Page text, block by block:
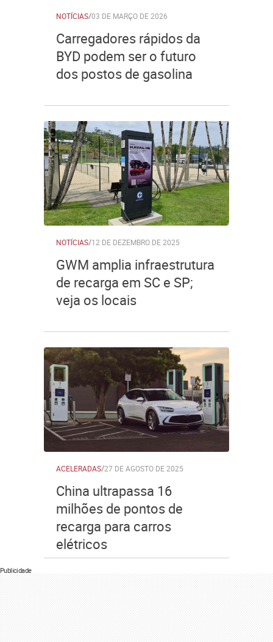
NOTÍCIAS/03 DE MARÇO DE 2026
Carregadores rápidos da
BYD podem ser o futuro
dos postos de gasolina
NOTÍCIAS/12 DE DEZEMBRO DE 2025
GWM amplia infraestrutura
de recarga em SC e SP;
veja os locais
ACELERADAS/27 DE AGOSTO DE 2025
China ultrapassa 16
milhões de pontos de
recarga para carros
elétricos
Publicidade